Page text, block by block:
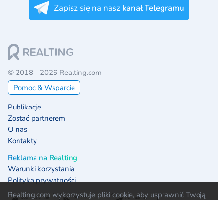
Realting.com wykorzystuje pliki cookie, aby usprawnić Twoją
Zapisz się na nasz kanał Telegramu
© 2018 - 2026 Realting.com
Pomoc & Wsparcie
Publikacje
Zostać partnerem
O nas
Kontakty
Reklama na Realting
Warunki korzystania
Polityka prywatności